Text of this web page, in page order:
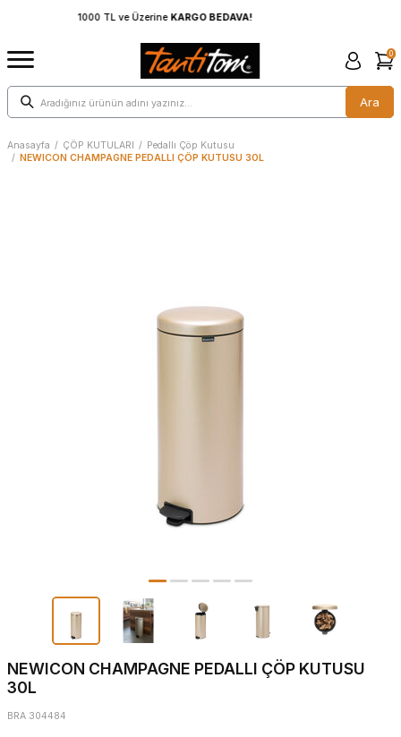
1000 TL ve ÜzerineKARGO BEDAVA!
Ara
0
Anasayfa / ÇÖP KUTULARI / Pedallı Çöp Kutusu
/ NEWICON CHAMPAGNE PEDALLI ÇÖP KUTUSU 30L
NEWICON CHAMPAGNE PEDALLI ÇÖP KUTUSU
30L
BRA 304484